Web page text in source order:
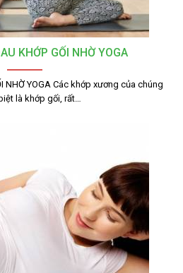
KHỚP GỐI NHỜ YOGA
NHỜ YOGA Các khớp xương của chúng
là khớp gối, rất…